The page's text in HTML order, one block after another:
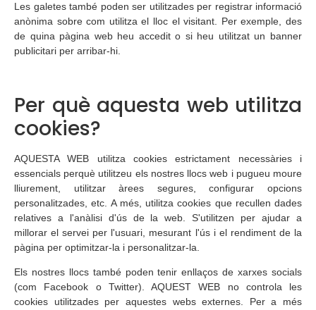
Les galetes també poden ser utilitzades per registrar informació
anònima sobre com utilitza el lloc el visitant. Per exemple, des
de quina pàgina web heu accedit o si heu utilitzat un banner
publicitari per arribar-hi.
Per què aquesta web utilitza
cookies?
AQUESTA WEB utilitza cookies estrictament necessàries i
essencials perquè utilitzeu els nostres llocs web i pugueu moure
lliurement, utilitzar àrees segures, configurar opcions
personalitzades, etc. A més, utilitza cookies que recullen dades
relatives a l'anàlisi d'ús de la web. S'utilitzen per ajudar a
millorar el servei per l'usuari, mesurant l'ús i el rendiment de la
pàgina per optimitzar-la i personalitzar-la.
Els nostres llocs també poden tenir enllaços de xarxes socials
(com Facebook o Twitter). AQUEST WEB no controla les
cookies utilitzades per aquestes webs externes. Per a més